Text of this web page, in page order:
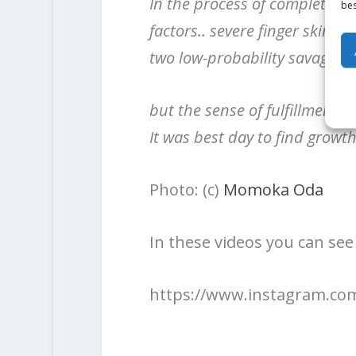
factors.. severe finger skin
two low-probability savage
but the sense of fulfillment
It was best day to find
Photo: (c) Momoka Oda
In these videos you can
https://